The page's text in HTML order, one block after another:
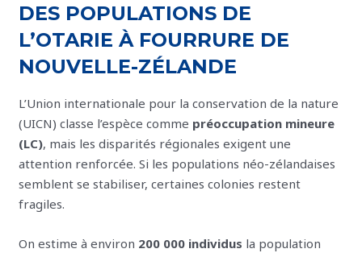
DES POPULATIONS DE
L’OTARIE À FOURRURE DE
NOUVELLE-ZÉLANDE
L’Union internationale pour la conservation de la nature
(UICN) classe l’espèce comme préoccupation mineure
(LC), mais les disparités régionales exigent une
attention renforcée. Si les populations néo-zélandaises
semblent se stabiliser, certaines colonies restent
fragiles.
On estime à environ 200 000 individus la population